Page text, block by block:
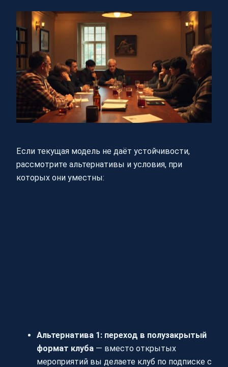
Если текущая модель не даёт устойчивости,
рассмотрите альтернативы и условия, при
которых они уместны:
Альтернатива 1: переход в полузакрытый
формат клуба — вместо открытых
мероприятий вы делаете клуб по подписке с